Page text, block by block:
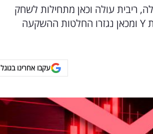
ריבית עולה וכאן מתחילות לשחק
הנחות העבודה השונות; יש כאלה שהניחו ריבית X ויש כאלה שהניחו ריבית Y ומכאן נגזרו החלטות ההשקעה
עקבו אחרינו בגוגל